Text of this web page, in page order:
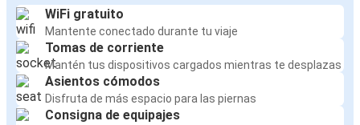
WiFi gratuito
Mantente conectado durante tu viaje
Tomas de corriente
Mantén tus dispositivos cargados mientras te desplazas
Asientos cómodos
Disfruta de más espacio para las piernas
Consigna de equipajes